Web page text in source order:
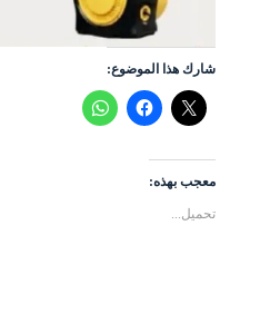
شارك هذا الموضوع:
معجب بهذه:
تحميل...